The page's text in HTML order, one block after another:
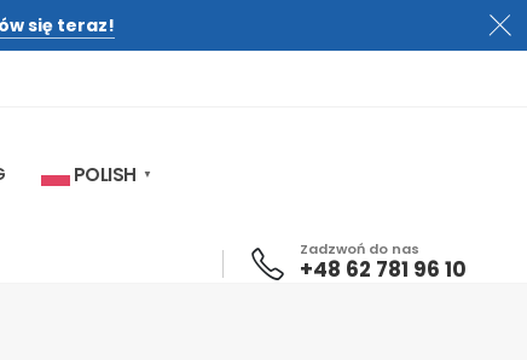
się teraz!
POLISH ▼
Zadzwoń do nas
+48 62 781 96 10